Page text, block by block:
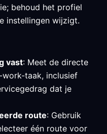
behoud het profiel
instellingen wijzigt.
vast: Meet de directe
taak, inclusief
dat je
route: Gebruik
één route voor